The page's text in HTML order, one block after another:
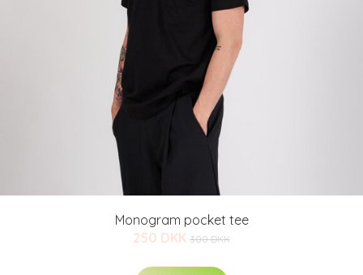
Monogram pocket tee
250 DKK 300 DKK